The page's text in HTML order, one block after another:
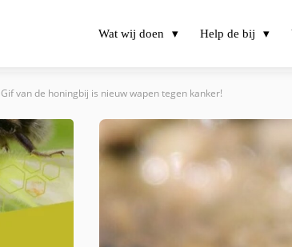
Wat wij doen Help de bij
Gif van de honingbij is nieuw wapen tegen kanker!